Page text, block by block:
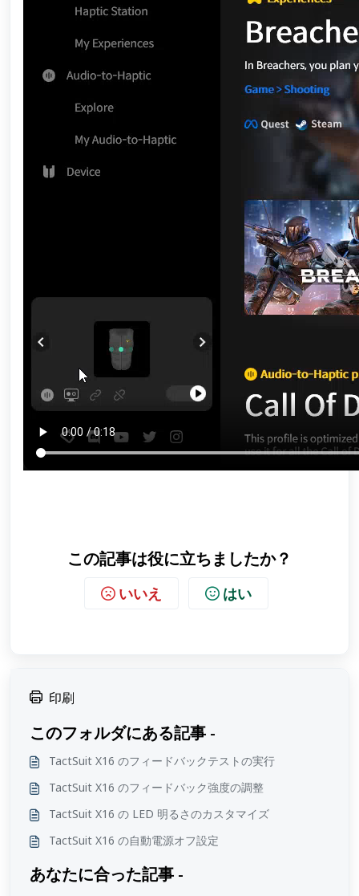
この記事は役に立ちましたか？
いいえ はい
印刷
このフォルダにある記事 -
TactSuit X16 のフィードバックテストの実行
TactSuit X16 のフィードバック強度の調整
TactSuit X16 の LED 明るさのカスタマイズ
TactSuit X16 の自動電源オフ設定
あなたに合った記事 -